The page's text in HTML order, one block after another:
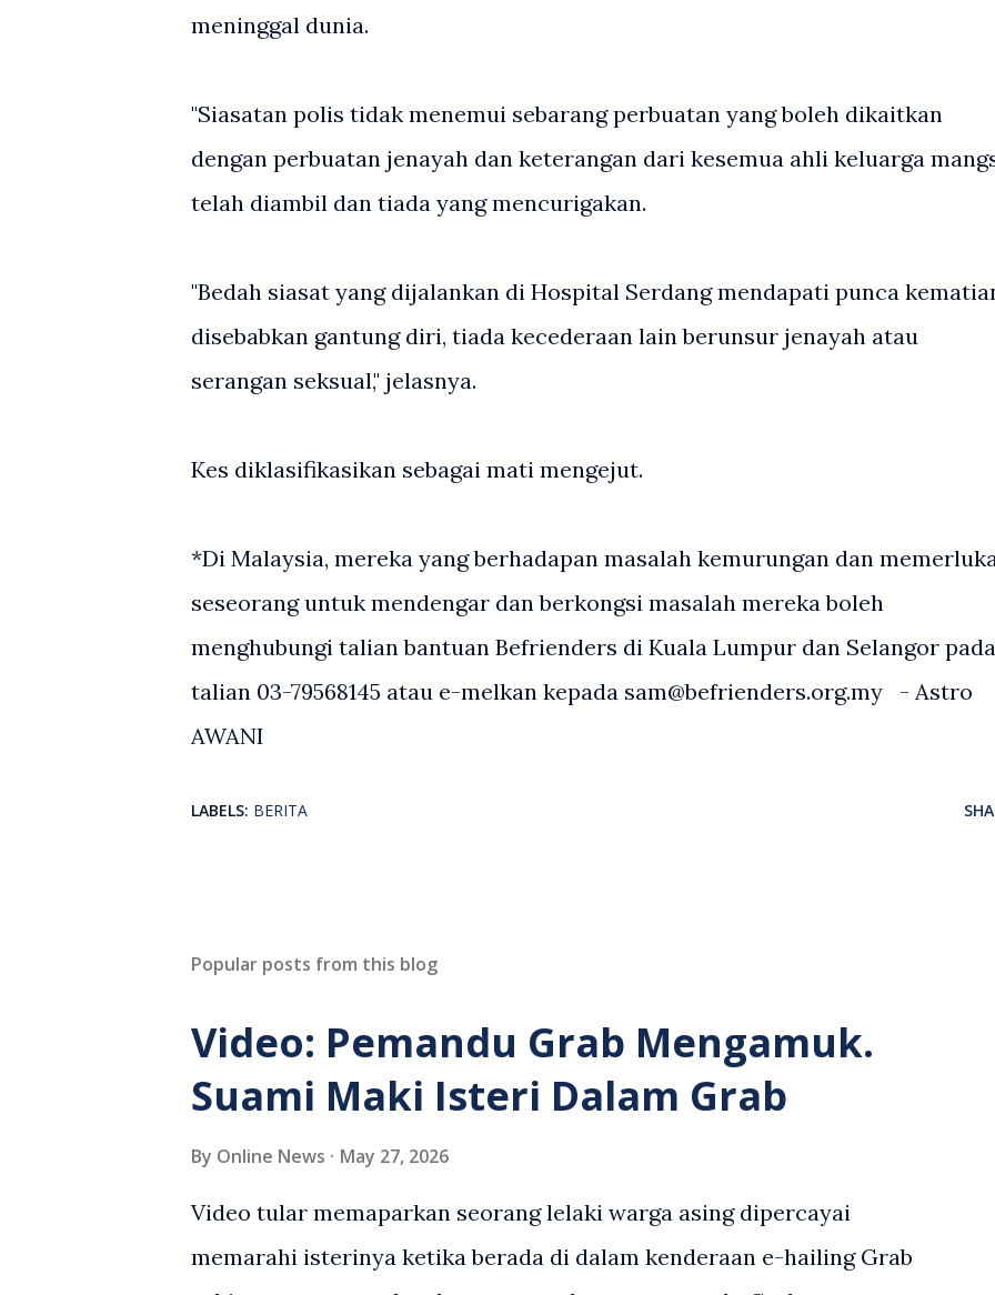
meninggal dunia.
"Siasatan polis tidak menemui sebarang perbuatan yang boleh dikaitkan
dengan perbuatan jenayah dan keterangan dari kesemua ahli keluarga
telah diambil dan tiada yang mencurigakan.
"Bedah siasat yang dijalankan di Hospital Serdang mendapati punca
disebabkan gantung diri, tiada kecederaan lain berunsur jenayah atau
serangan seksual," jelasnya.
Kes diklasifikasikan sebagai mati mengejut.
*Di Malaysia, mereka yang berhadapan masalah kemurungan dan
seseorang untuk mendengar dan berkongsi masalah mereka boleh
menghubungi talian bantuan Befrienders di Kuala Lumpur dan Selangor pada
talian 03-79568145 atau e-melkan kepada sam@befrienders.org.my - Astro
AWANI
LABELS: BERITA
Popular posts from this blog
Video: Pemandu Grab Mengamuk.
Suami Maki Isteri Dalam Grab
By Online News May 27, 2026
Video tular memaparkan seorang lelaki warga asing dipercayai
memarahi isterinya ketika berada di dalam kenderaan e-hailing Grab